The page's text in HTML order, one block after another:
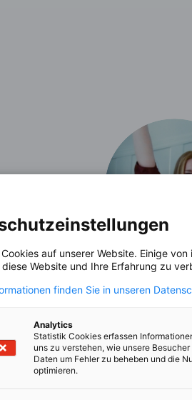
auf unserer Website. Einige
Website und Ihre Erfahrung zu
finden Sie in unseren
Analytics
Statistik Cookies erfassen
uns zu verstehen, wie unsere
Daten um Fehler zu beheben und die
optimieren.